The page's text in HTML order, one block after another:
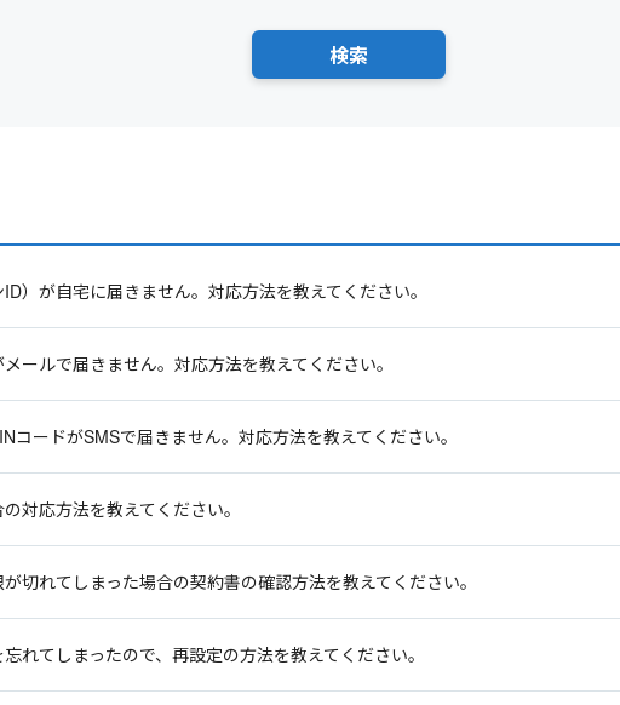
）が自宅に届きません。対応方法を教えてください。
ールで届きません。対応方法を教えてください。
ードがSMSで届きません。対応方法を教えてください。
対応方法を教えてください。
切れてしまった場合の契約書の確認方法を教えてください。
れてしまったので、再設定の方法を教えてください。